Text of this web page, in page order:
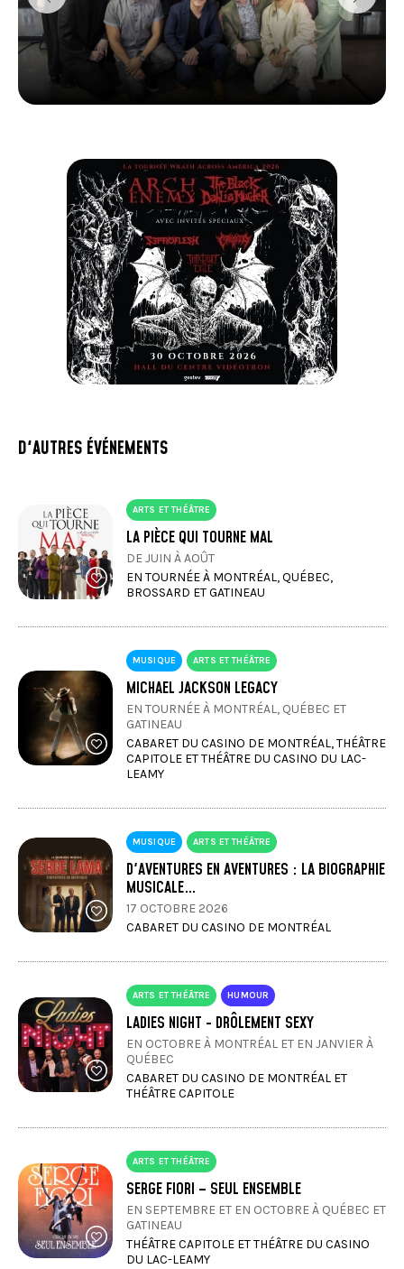
D'AUTRES ÉVÉNEMENTS
ARTS ET THÉÂTRE
LA PIÈCE QUI TOURNE MAL
DE JUIN À AOÛT
EN TOURNÉE À MONTRÉAL, QUÉBEC,
BROSSARD ET GATINEAU
MUSIQUE ARTS ET THÉÂTRE
MICHAEL JACKSON LEGACY
EN TOURNÉE À MONTRÉAL, QUÉBEC ET
GATINEAU
CABARET DU CASINO DE MONTRÉAL, THÉÂTRE
CAPITOLE ET THÉÂTRE DU CASINO DU LAC-
LEAMY
MUSIQUE ARTS ET THÉÂTRE
D'AVENTURES EN AVENTURES : LA BIOGRAPHIE
MUSICALE…
17 OCTOBRE 2026
CABARET DU CASINO DE MONTRÉAL
ARTS ET THÉÂTRE HUMOUR
LADIES NIGHT - DRÔLEMENT SEXY
EN OCTOBRE À MONTRÉAL ET EN JANVIER À
QUÉBEC
CABARET DU CASINO DE MONTRÉAL ET
THÉÂTRE CAPITOLE
ARTS ET THÉÂTRE
SERGE FIORI – SEUL ENSEMBLE
EN SEPTEMBRE ET EN OCTOBRE À QUÉBEC ET
GATINEAU
THÉÂTRE CAPITOLE ET THÉÂTRE DU CASINO
DU LAC-LEAMY